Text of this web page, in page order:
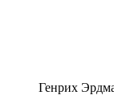
Генрих